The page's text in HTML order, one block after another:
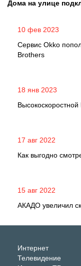
Дома на улице
10 фев 2023
Сервис Okko
Brothers
18 янв 2023
17 авг 2022
Как выгодно
15 авг 2022
АКАДО увеличил
Интернет
Телевидение